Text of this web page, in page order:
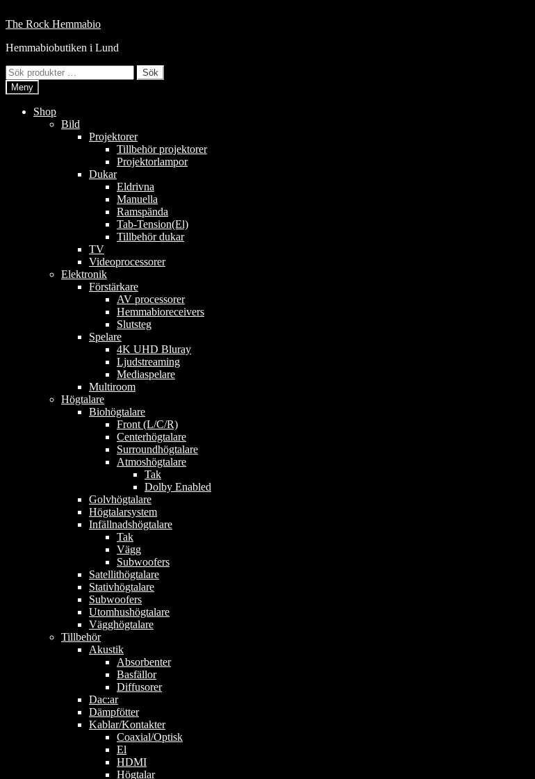
till
Hoppa
navigering
Hoppa
innehåll
The Rock Hemmabio
Hemmabiobutiken i Lund
Sök
efter:
Sök
Meny
Shop
Bild
Projektorer
Tillbehör projektorer
Projektorlampor
Dukar
Eldrivna
Manuella
Ramspända
Tab-Tension(El)
Tillbehör dukar
TV
Videoprocessorer
Elektronik
Förstärkare
AV processorer
Hemmabioreceivers
Slutsteg
Spelare
4K UHD Bluray
Ljudstreaming
Mediaspelare
Multiroom
Högtalare
Biohögtalare
Front (L/C/R)
Centerhögtalare
Surroundhögtalare
Atmoshögtalare
Tak
Dolby Enabled
Golvhögtalare
Högtalarsystem
Infällnadshögtalare
Tak
Vägg
Subwoofers
Satellithögtalare
Stativhögtalare
Subwoofers
Utomhushögtalare
Vägghögtalare
Tillbehör
Akustik
Absorbenter
Basfällor
Diffusorer
Dac:ar
Dämpfötter
Kablar/Kontakter
Coaxial/Optisk
El
HDMI
Högtalar